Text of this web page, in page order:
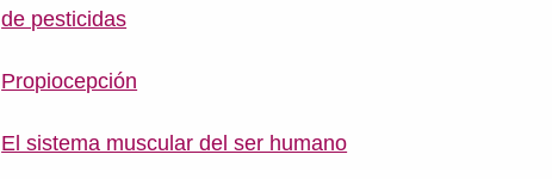
de pesticidas
Propiocepción
El sistema muscular del ser humano